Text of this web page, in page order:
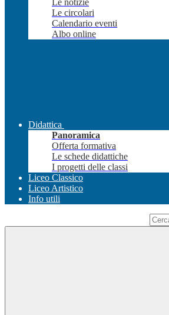
Le notizie
Le circolari
Calendario eventi
Albo online
Didattica
Panoramica
Offerta formativa
Le schede didattiche
I progetti delle classi
Liceo Classico
Liceo Artistico
Info utili